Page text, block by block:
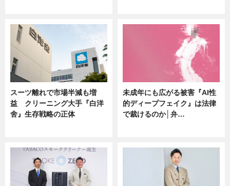
スーツ離れで市場半減も増
益 クリーニング大手『白洋
舍』生存戦略の正体
未成年にも広がる被害『AI性
的ディープフェイク』は法律
で裁けるのか│弁…